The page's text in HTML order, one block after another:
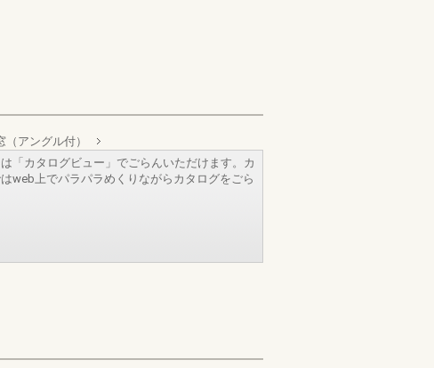
アングル付）
「カタログビュー」でごらんいただけます。カ
web上でパラパラめくりながらカタログをごら